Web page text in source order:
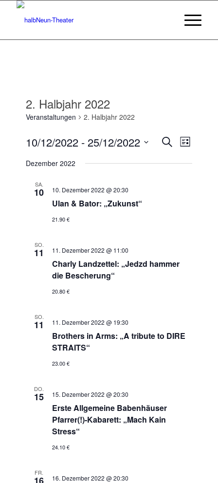
2. Halbjahr 2022
Veranstaltungen 2. Halbjahr 2022
SucheListe
10/12/2022 - 25/12/2022
wählen.
Dezember 2022
SA.
10 10. Dezember 2022 @ 20:30
Ulan & Bator: „Zukunst“
21.90 €
SO.
11 11. Dezember 2022 @ 11:00
Charly Landzettel: „Jedzd hammer
die Bescherung“
20.80 €
SO.
11 11. Dezember 2022 @ 19:30
Brothers in Arms: „A tribute to DIRE
STRAITS“
23.00 €
DO.
15 15. Dezember 2022 @ 20:30
Erste Allgemeine Babenhäuser
Pfarrer(!)-Kabarett: „Mach Kain
Stress“
24.10 €
FR.
16. Dezember 2022 @ 20:30